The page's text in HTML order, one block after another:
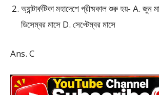
অ্যান্টার্কটিকা মহাদেশে গ্রীষ্মকাল শুরু হয়- A. জুন
ডিসেম্বর মাসে D. সেপ্টেম্বর মাসে
Ans. C